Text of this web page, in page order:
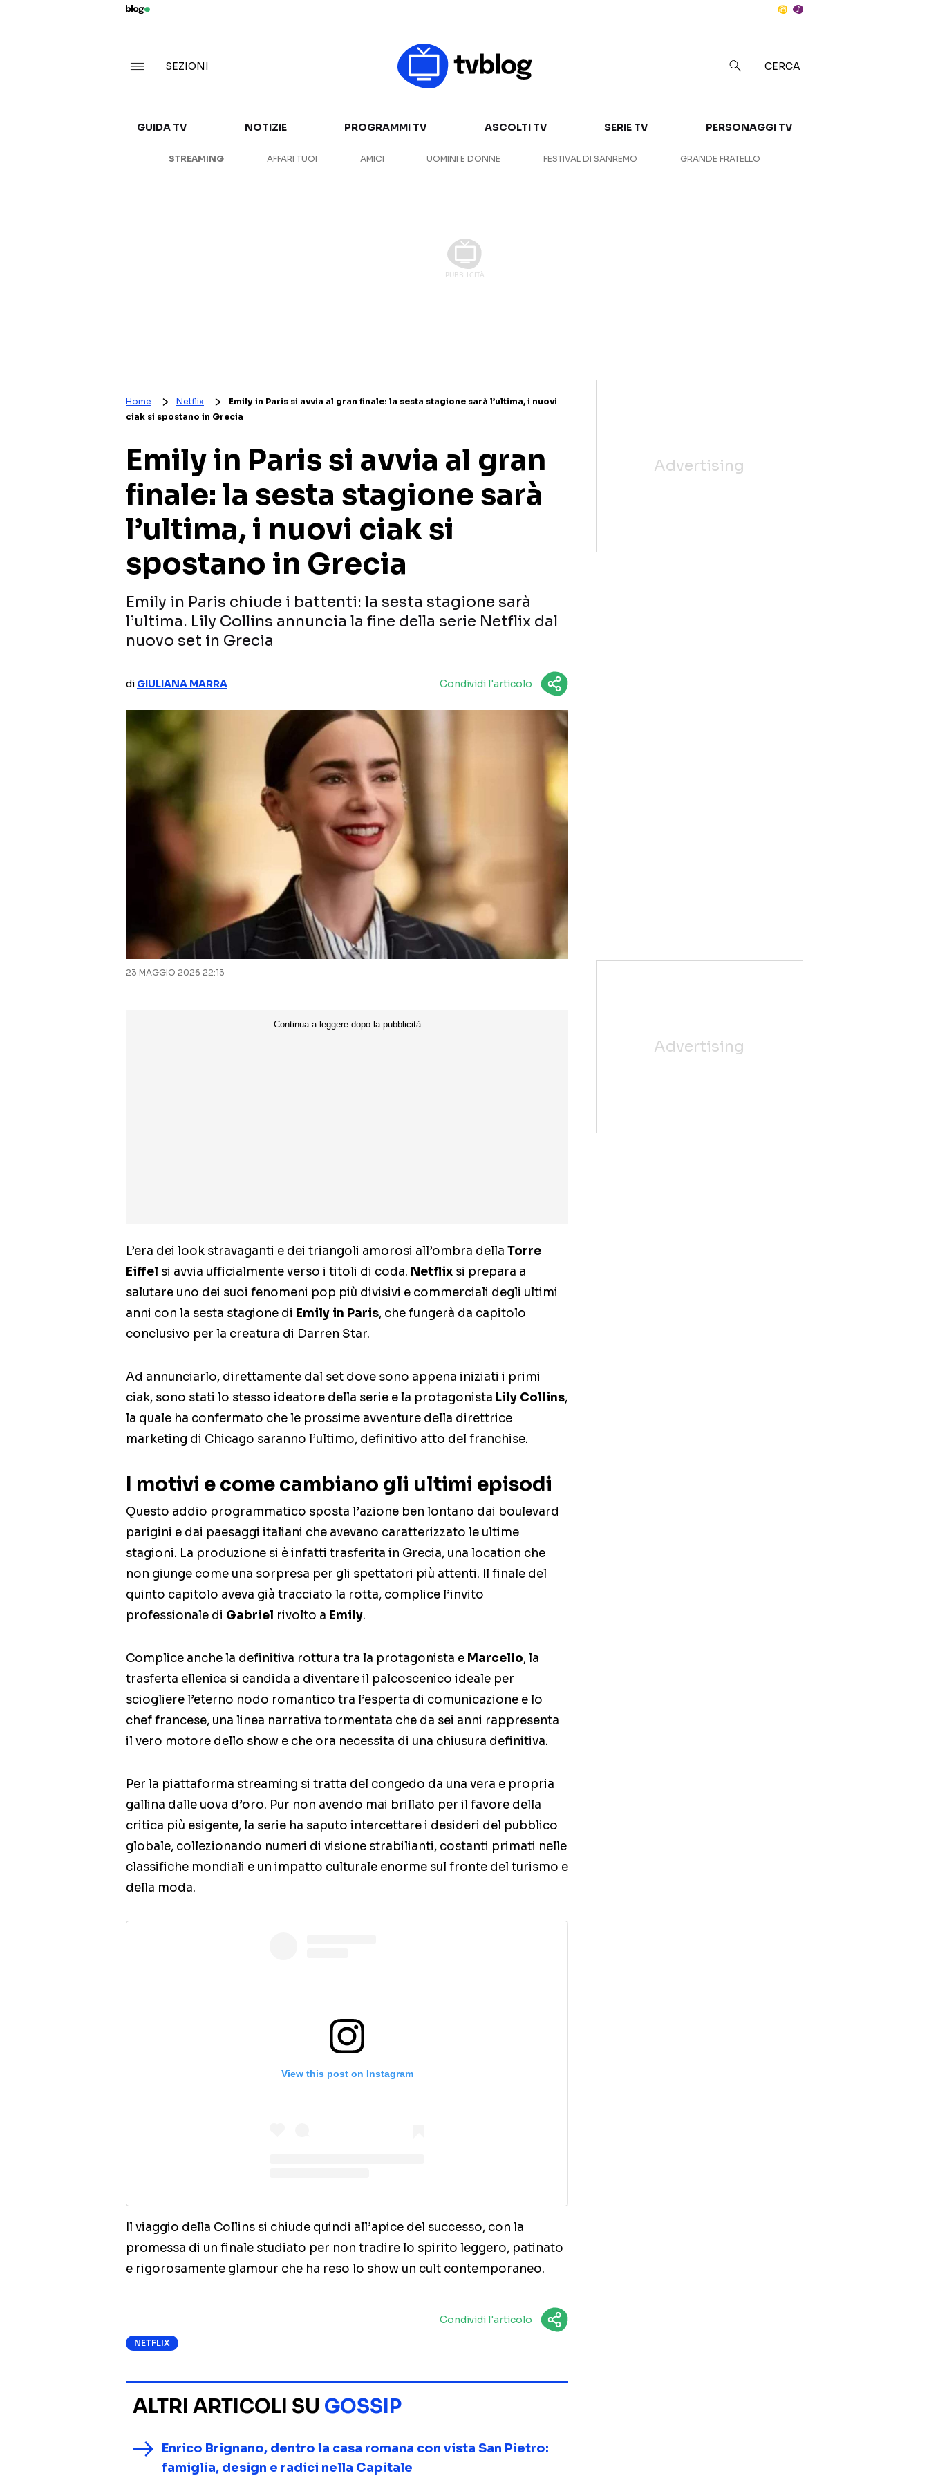
CANALI TV
SERIE TV
ANTEPRIME
SEZIONI CERCA
GUIDA TV NOTIZIE PROGRAMMI TV ASCOLTI TV SERIE TV PERSONAGGI TV
STREAMING AFFARI TUOI AMICI UOMINI E DONNE FESTIVAL DI SANREMO GRANDE FRATELLO
Home Netflix
Emily in Paris si avvia al gran finale: la sesta stagione sarà l’ultima, i nuovi
ciak si spostano in Grecia
Emily in Paris si avvia al gran
finale: la sesta stagione sarà
l’ultima, i nuovi ciak si
spostano in Grecia
Emily in Paris chiude i battenti: la sesta stagione sarà
l’ultima. Lily Collins annuncia la fine della serie Netflix dal
nuovo set in Grecia
di GIULIANA MARRA Condividi l'articolo
23 MAGGIO 2026 22:13
L’era dei look stravaganti e dei triangoli amorosi all’ombra della Torre
Eiffel si avvia ufficialmente verso i titoli di coda. Netflix si prepara a
salutare uno dei suoi fenomeni pop più divisivi e commerciali degli ultimi
anni con la sesta stagione di Emily in Paris, che fungerà da capitolo
conclusivo per la creatura di Darren Star.
Ad annunciarlo, direttamente dal set dove sono appena iniziati i primi
ciak, sono stati lo stesso ideatore della serie e la protagonista Lily Collins,
la quale ha confermato che le prossime avventure della direttrice
marketing di Chicago saranno l’ultimo, definitivo atto del franchise.
I motivi e come cambiano gli ultimi episodi
Questo addio programmatico sposta l’azione ben lontano dai boulevard
parigini e dai paesaggi italiani che avevano caratterizzato le ultime
stagioni. La produzione si è infatti trasferita in Grecia, una location che
non giunge come una sorpresa per gli spettatori più attenti. Il finale del
quinto capitolo aveva già tracciato la rotta, complice l’invito
professionale di Gabriel rivolto a Emily.
Complice anche la definitiva rottura tra la protagonista e Marcello, la
trasferta ellenica si candida a diventare il palcoscenico ideale per
sciogliere l’eterno nodo romantico tra l’esperta di comunicazione e lo
chef francese, una linea narrativa tormentata che da sei anni rappresenta
il vero motore dello show e che ora necessita di una chiusura definitiva.
Per la piattaforma streaming si tratta del congedo da una vera e propria
gallina dalle uova d’oro. Pur non avendo mai brillato per il favore della
critica più esigente, la serie ha saputo intercettare i desideri del pubblico
globale, collezionando numeri di visione strabilianti, costanti primati nelle
classifiche mondiali e un impatto culturale enorme sul fronte del turismo e
della moda.
View this post on Instagram
Il viaggio della Collins si chiude quindi all’apice del successo, con la
promessa di un finale studiato per non tradire lo spirito leggero, patinato
e rigorosamente glamour che ha reso lo show un cult contemporaneo.
Condividi l'articolo
NETFLIX
ALTRI ARTICOLI SU GOSSIP
Enrico Brignano, dentro la casa romana con vista San Pietro:
famiglia, design e radici nella Capitale